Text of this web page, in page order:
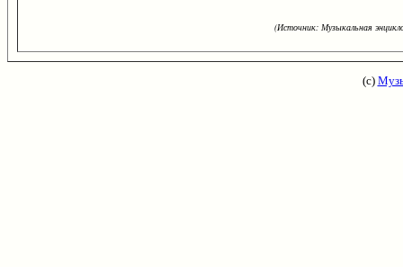
(Источник: Музыкальная
(с)